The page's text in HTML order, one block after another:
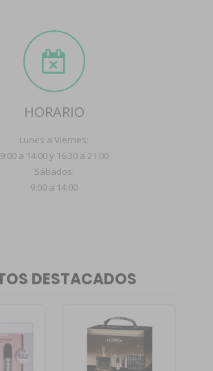
HORARIO
Lunes a Viernes:
9:00 a 14:00 y 16:30 a 21:00
Sábados:
9:00 a 14:00